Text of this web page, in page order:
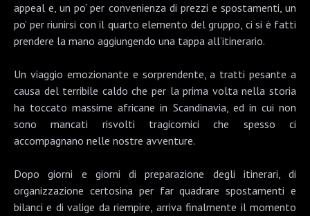
appeal e, un po’ per convenienza di prezzi e spostamenti, un
po’ per riunirsi con il quarto elemento del gruppo, ci si è fatti
prendere la mano aggiungendo una tappa all’itinerario.
Un viaggio emozionante e sorprendente, a tratti pesante a
causa del terribile caldo che per la prima volta nella storia
ha toccato massime africane in Scandinavia, ed in cui non
sono mancati risvolti tragicomici che spesso ci
accompagnano nelle nostre avventure.
Dopo giorni e giorni di preparazione degli itinerari, di
organizzazione certosina per far quadrare spostamenti e
bilanci e di valige da riempire, arriva finalmente il momento